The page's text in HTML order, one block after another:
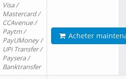
Visa /
Mastercard /
CCAvenue /
Paytm /
PayUMoney /
UPi Transfer /
Paysera /
Banktransfer
Acheter